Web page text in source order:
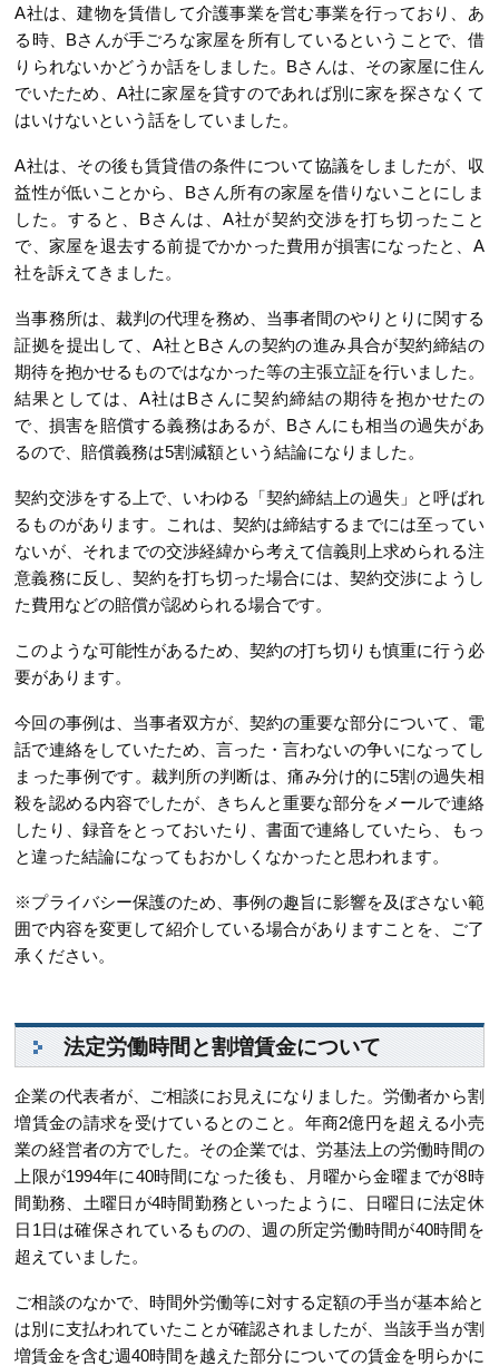
A社は、建物を賃借して介護事業を営む事業を行っており、あ
る時、Bさんが手ごろな家屋を所有しているということで、借
りられないかどうか話をしました。Bさんは、その家屋に住ん
でいたため、A社に家屋を貸すのであれば別に家を探さなくて
はいけないという話をしていました。
A社は、その後も賃貸借の条件について協議をしましたが、収
益性が低いことから、Bさん所有の家屋を借りないことにしま
した。すると、Bさんは、A社が契約交渉を打ち切ったこと
で、家屋を退去する前提でかかった費用が損害になったと、A
社を訴えてきました。
当事務所は、裁判の代理を務め、当事者間のやりとりに関する
証拠を提出して、A社とBさんの契約の進み具合が契約締結の
期待を抱かせるものではなかった等の主張立証を行いました。
結果としては、A社はBさんに契約締結の期待を抱かせたの
で、損害を賠償する義務はあるが、Bさんにも相当の過失があ
るので、賠償義務は5割減額という結論になりました。
契約交渉をする上で、いわゆる「契約締結上の過失」と呼ばれ
るものがあります。これは、契約は締結するまでには至ってい
ないが、それまでの交渉経緯から考えて信義則上求められる注
意義務に反し、契約を打ち切った場合には、契約交渉にようし
た費用などの賠償が認められる場合です。
このような可能性があるため、契約の打ち切りも慎重に行う必
要があります。
今回の事例は、当事者双方が、契約の重要な部分について、電
話で連絡をしていたため、言った・言わないの争いになってし
まった事例です。裁判所の判断は、痛み分け的に5割の過失相
殺を認める内容でしたが、きちんと重要な部分をメールで連絡
したり、録音をとっておいたり、書面で連絡していたら、もっ
と違った結論になってもおかしくなかったと思われます。
※プライバシー保護のため、事例の趣旨に影響を及ぼさない範
囲で内容を変更して紹介している場合がありますことを、ご了
承ください。
法定労働時間と割増賃金について
企業の代表者が、ご相談にお見えになりました。労働者から割
増賃金の請求を受けているとのこと。年商2億円を超える小売
業の経営者の方でした。その企業では、労基法上の労働時間の
上限が1994年に40時間になった後も、月曜から金曜までが8時
間勤務、土曜日が4時間勤務といったように、日曜日に法定休
日1日は確保されているものの、週の所定労働時間が40時間を
超えていました。
ご相談のなかで、時間外労働等に対する定額の手当が基本給と
は別に支払われていたことが確認されましたが、当該手当が割
増賃金を含む週40時間を越えた部分についての賃金を明らかに